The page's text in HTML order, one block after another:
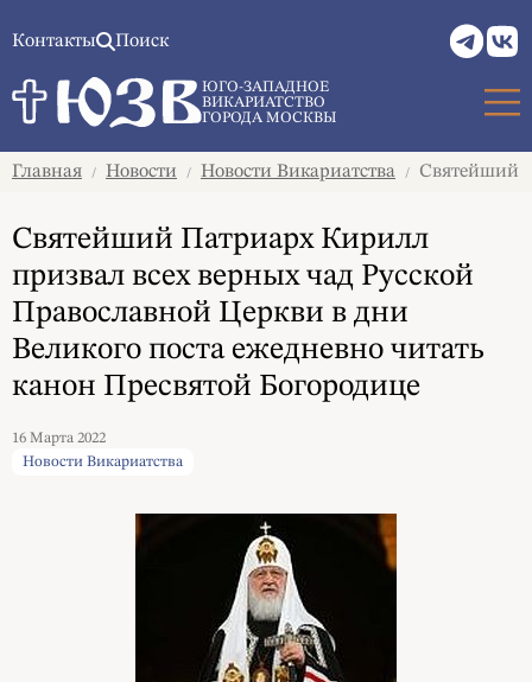
Контакты Поиск
ЮГО-ЗАПАДНОЕ
ВИКАРИАТСТВО
ГОРОДА МОСКВЫ
Главная / Новости / Новости Викариатства / Святейший
Святейший Патриарх Кирилл
призвал всех верных чад Русской
Православной Церкви в дни
Великого поста ежедневно читать
канон Пресвятой Богородице
16 Марта 2022
Новости Викариатства